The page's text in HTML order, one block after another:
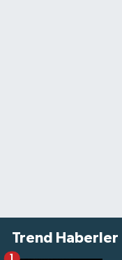
Trend Haberler
1